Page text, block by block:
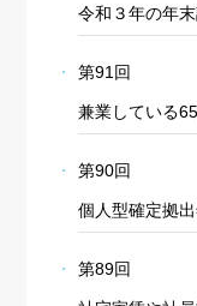
令和３年の年
第91回
兼業している
第90回
個人型確定拠出
第89回